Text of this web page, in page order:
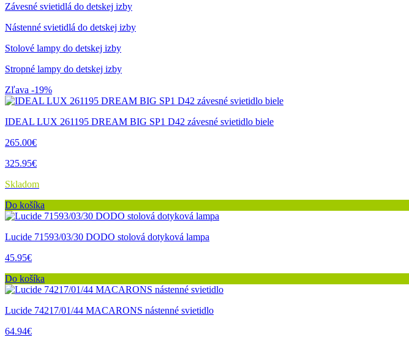
Závesné svietidlá do detskej izby
Nástenné svietidlá do detskej izby
Stolové lampy do detskej izby
Stropné lampy do detskej izby
Zľava -19%
IDEAL LUX 261195 DREAM BIG SP1 D42 závesné svietidlo biele
265.00€
325.95€
Skladom
Do košíka
Lucide 71593/03/30 DODO stolová dotyková lampa
45.95€
Do košíka
Lucide 74217/01/44 MACARONS nástenné svietidlo
64.94€